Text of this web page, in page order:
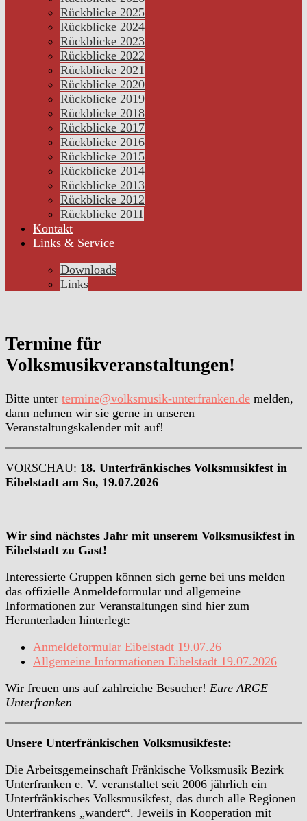
Rückblicke 2025
Rückblicke 2024
Rückblicke 2023
Rückblicke 2022
Rückblicke 2021
Rückblicke 2020
Rückblicke 2019
Rückblicke 2018
Rückblicke 2017
Rückblicke 2016
Rückblicke 2015
Rückblicke 2014
Rückblicke 2013
Rückblicke 2012
Rückblicke 2011
Kontakt
Links & Service
Downloads
Links
Termine für
Volksmusikveranstaltungen!
Bitte unter termine@volksmusik-unterfranken.de melden,
dann nehmen wir sie gerne in unseren
Veranstaltungskalender mit auf!
VORSCHAU: 18. Unterfränkisches Volksmusikfest in
Eibelstadt am So, 19.07.2026
Wir sind nächstes Jahr mit unserem Volksmusikfest in
Eibelstadt zu Gast!
Interessierte Gruppen können sich gerne bei uns melden –
das offizielle Anmeldeformular und allgemeine
Informationen zur Veranstaltungen sind hier zum
Herunterladen hinterlegt:
Anmeldeformular Eibelstadt 19.07.26
Allgemeine Informationen Eibelstadt 19.07.2026
Wir freuen uns auf zahlreiche Besucher! Eure ARGE
Unterfranken
Unsere Unterfränkischen Volksmusikfeste:
Die Arbeitsgemeinschaft Fränkische Volksmusik Bezirk
Unterfranken e. V. veranstaltet seit 2006 jährlich ein
Unterfränkisches Volksmusikfest, das durch alle Regionen
Unterfrankens „wandert“. Jeweils in Kooperation mit